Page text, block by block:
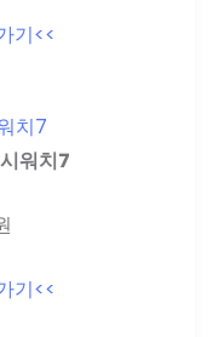
기<<
워치7
기<<